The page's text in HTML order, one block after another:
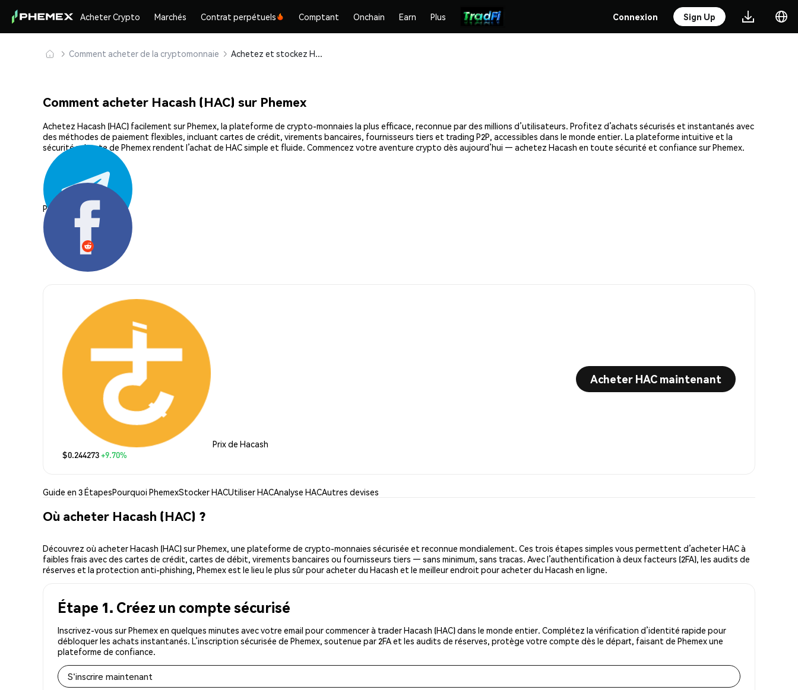
Acheter Crypto Marchés Contrat perpétuels Comptant Onchain Earn Plus Connexion Sign Up
Comment acheter de la cryptomonnaie Achetez et stockez Hacash (HAC) en toute sécurité
Comment acheter Hacash (HAC) sur Phemex
Achetez Hacash (HAC) facilement sur Phemex, la plateforme de crypto-monnaies la plus efficace, reconnue par des millions d’utilisateurs. Profitez d’achats sécurisés et instantanés avec
des méthodes de paiement flexibles, incluant cartes de crédit, virements bancaires, fournisseurs tiers et trading P2P, accessibles dans le monde entier. La plateforme intuitive et la
sécurité robuste de Phemex rendent l’achat de HAC simple et fluide. Commencez votre aventure crypto dès aujourd’hui — achetez Hacash en toute sécurité et confiance sur Phemex.
Partager:
Prix de Hacash
$0.244273+9.70%
Acheter HAC maintenant
Guide en 3 ÉtapesPourquoi PhemexStocker HACUtiliser HACAnalyse HACAutres devises
Où acheter Hacash (HAC) ?
Découvrez où acheter Hacash (HAC) sur Phemex, une plateforme de crypto-monnaies sécurisée et reconnue mondialement. Ces trois étapes simples vous permettent d’acheter HAC à
faibles frais avec des cartes de crédit, cartes de débit, virements bancaires ou fournisseurs tiers — sans minimum, sans tracas. Avec l’authentification à deux facteurs (2FA), les audits de
réserves et la protection anti-phishing, Phemex est le lieu le plus sûr pour acheter du Hacash et le meilleur endroit pour acheter du Hacash en ligne.
Étape 1. Créez un compte sécurisé
Inscrivez-vous sur Phemex en quelques minutes avec votre email pour commencer à trader Hacash (HAC) dans le monde entier. Complétez la vérification d’identité rapide pour
débloquer les achats instantanés. L’inscription sécurisée de Phemex, soutenue par 2FA et les audits de réserves, protège votre compte dès le départ, faisant de Phemex une
plateforme de confiance.
S'inscrire maintenant